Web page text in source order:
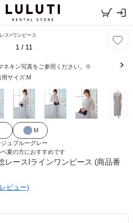
ス>ワンピース
1 / 11
ネキン写真をご参照ください。※
サイズ:M
ュ
M
ブルーグレー
夏の方におすすめです
レースIラインワンピース (商品番
ビュー)